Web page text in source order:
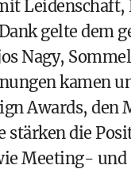
gelte dem
Nagy,
kamen
Awards, den
stärken die
Meeting-